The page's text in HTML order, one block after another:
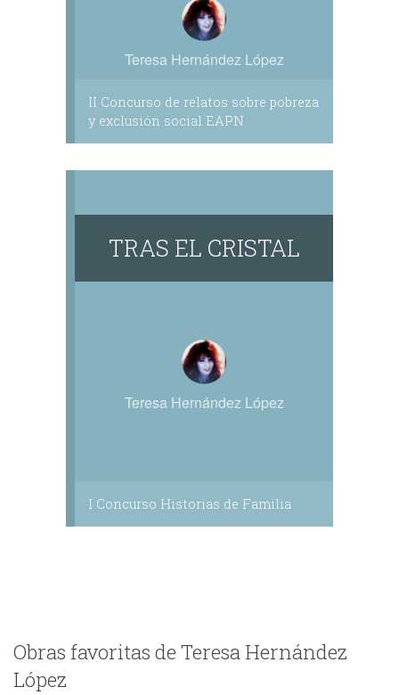
Teresa Hernández López
II Concurso de relatos sobre pobreza
y exclusión social EAPN
TRAS EL CRISTAL
Teresa Hernández López
I Concurso Historias de Familia
Obras favoritas de Teresa Hernández
López